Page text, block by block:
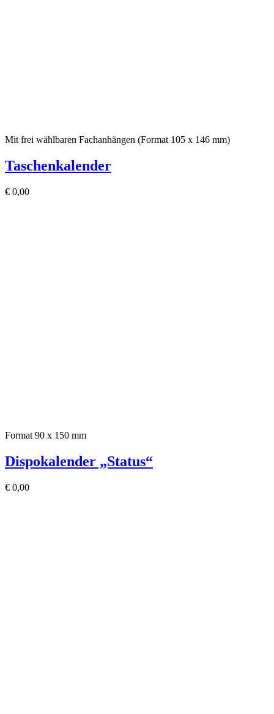
Mit frei wählbaren Fachanhängen (Format 105 x 146 mm)
Taschenkalender
€ 0,00
Format 90 x 150 mm
Dispokalender „Status“
€ 0,00